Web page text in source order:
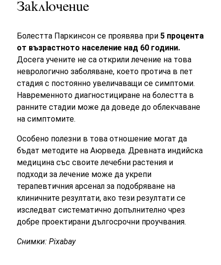
Заключение
Болестта Паркинсон се проявява при 5 процента
от възрастното население над 60 години.
Досега учените не са открили лечение на това
неврологично заболяване, което протича в пет
стадия с постоянно увеличаващи се симптоми.
Навременното диагностициране на болестта в
ранните стадии може да доведе до облекчаване
на симптомите.
Особено полезни в това отношение могат да
бъдат методите на Аюрведа. Древната индийска
медицина със своите лечебни растения и
подходи за лечение може да укрепи
терапевтичния арсенал за подобряване на
клиничните резултати, ако тези резултати се
изследват систематично допълнително чрез
добре проектирани дългосрочни проучвания.
Снимки: Pixabay